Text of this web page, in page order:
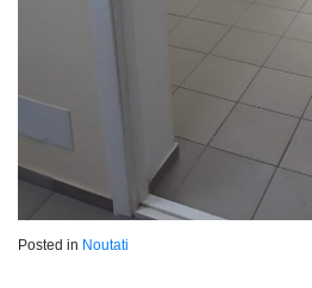
Posted in Noutati